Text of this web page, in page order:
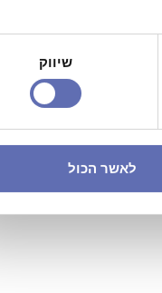
שיווק
לאשר הכול